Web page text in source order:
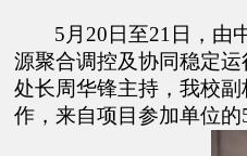
5月20日至21日，由
源聚合调控及协同稳定
处长周华锋主持，我校
作，来自项目参加单位的